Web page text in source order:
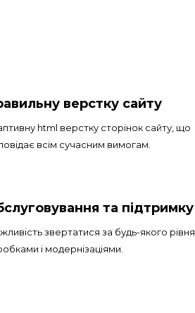
верстку сайту
html верстку сторінок сайту, що
всім сучасним вимогам.
та підтримку
звертатися за будь-якого рівня
і модернізаціями.